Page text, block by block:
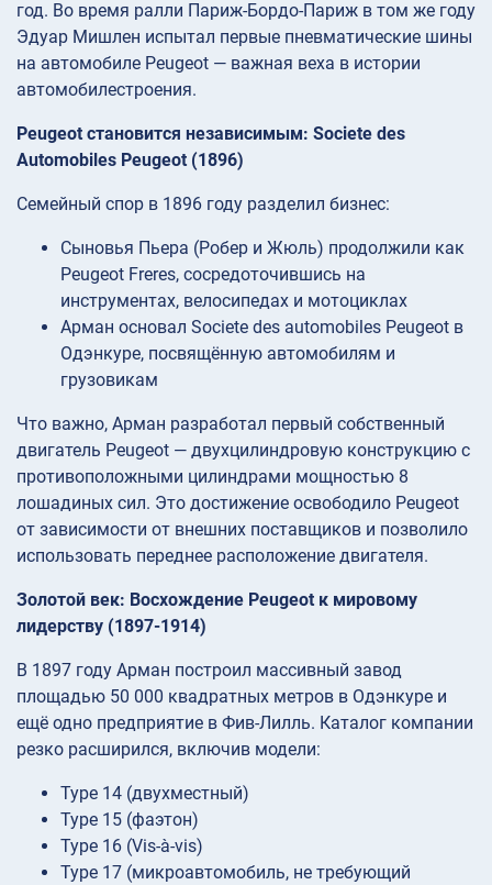
год. Во время ралли Париж-Бордо-Париж в том же году
Эдуар Мишлен испытал первые пневматические шины
на автомобиле Peugeot — важная веха в истории
автомобилестроения.
Peugeot становится независимым: Societe des
Automobiles Peugeot (1896)
Семейный спор в 1896 году разделил бизнес:
Сыновья Пьера (Робер и Жюль) продолжили как
Peugeot Freres, сосредоточившись на
инструментах, велосипедах и мотоциклах
Арман основал Societe des automobiles Peugeot в
Одэнкуре, посвящённую автомобилям и
грузовикам
Что важно, Арман разработал первый собственный
двигатель Peugeot — двухцилиндровую конструкцию с
противоположными цилиндрами мощностью 8
лошадиных сил. Это достижение освободило Peugeot
от зависимости от внешних поставщиков и позволило
использовать переднее расположение двигателя.
Золотой век: Восхождение Peugeot к мировому
лидерству (1897-1914)
В 1897 году Арман построил массивный завод
площадью 50 000 квадратных метров в Одэнкуре и
ещё одно предприятие в Фив-Лилль. Каталог компании
резко расширился, включив модели:
Type 14 (двухместный)
Type 15 (фаэтон)
Type 16 (Vis-à-vis)
Type 17 (микроавтомобиль, не требующий